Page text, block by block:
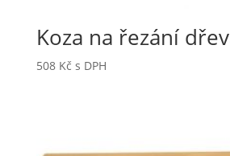
Koza na řezání
508 Kč s DPH